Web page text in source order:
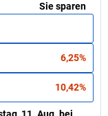
Sie sparen
6,25%
10,42%